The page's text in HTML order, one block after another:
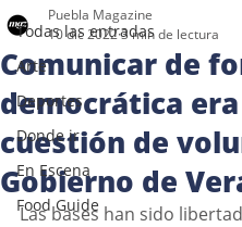
Todas las entradas
Arte
Deportes
Donde ir
En Escena
Food Guide
Comunicar de
democrática era
cuestión de
Gobierno de
Puebla Magazine
10 dic 20223 min de lectura
Las bases han sido